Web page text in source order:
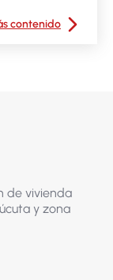
contenido
de vivienda
y zona